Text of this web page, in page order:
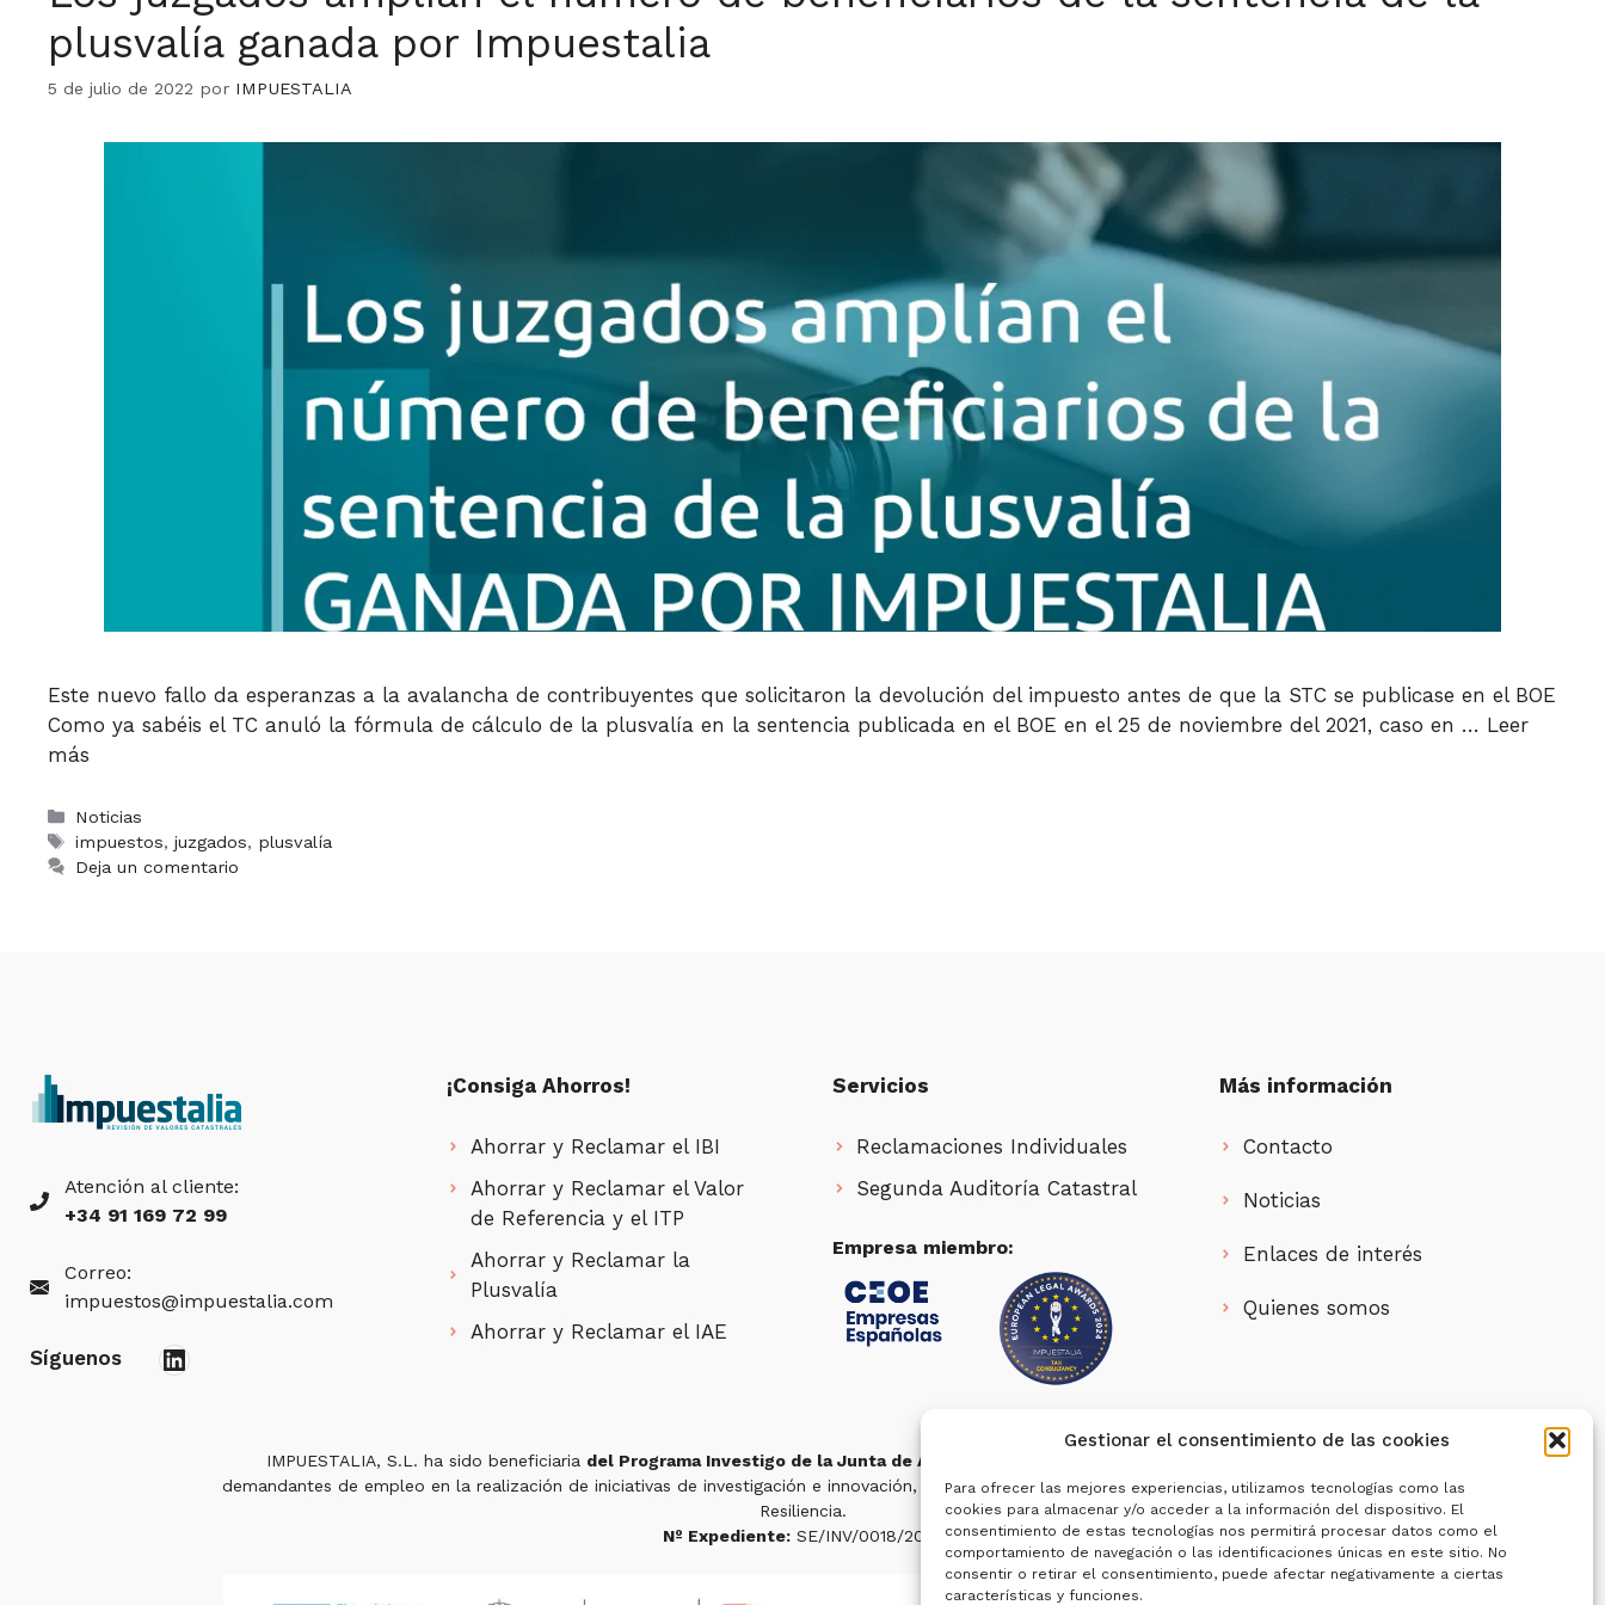
Gestionar el consentimiento de las cookies
Para ofrecer las mejores experiencias, utilizamos tecnologías como las
cookies para almacenar y/o acceder a la información del dispositivo. El
consentimiento de estas tecnologías nos permitirá procesar datos como el
comportamiento de navegación o las identificaciones únicas en este sitio. No
consentir o retirar el consentimiento, puede afectar negativamente a ciertas
características y funciones.
plusvalía ganada por Impuestalia
5 de julio de 2022 por IMPUESTALIA
Este nuevo fallo da esperanzas a la avalancha de contribuyentes que solicitaron la devolución del impuesto antes de que la STC se publicase en el BOE
Como ya sabéis el TC anuló la fórmula de cálculo de la plusvalía en la sentencia publicada en el BOE en el 25 de noviembre del 2021, caso en … Leer
más
Categorías
Noticias
Etiquetas
impuestos,juzgados, plusvalía
Deja un comentario
Atención al cliente:
+34 91 169 72 99
Correo:
impuestos@impuestalia.com
Síguenos LinkedIn
¡Consiga Ahorros!
Ahorrar y Reclamar el IBI
Ahorrar y Reclamar el Valor
de Referencia y el ITP
Ahorrar y Reclamar la
Plusvalía
Ahorrar y Reclamar el IAE
Servicios
Reclamaciones Individuales
Segunda Auditoría Catastral
Empresa miembro:
Más información
Contacto
Noticias
Enlaces de interés
Quienes somos
IMPUESTALIA, S.L. ha sido beneficiaria del Programa Investigo de la Junta de Andalucía
demandantes de empleo en la realización de iniciativas de investigación e innovación, en el marco del Plan de Recuperación, Transformación y
Resiliencia.
Nº Expediente:SE/INV/0018/2022